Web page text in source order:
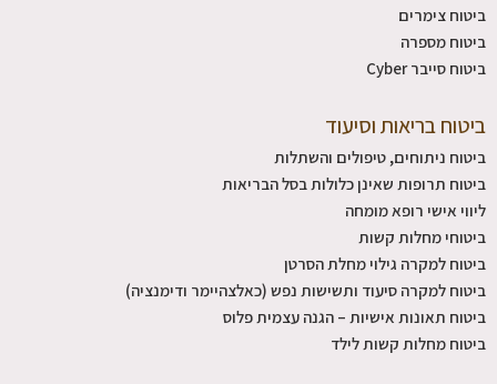
ביטוח צימרים
ביטוח מספרה
ביטוח סייבר Cyber
ביטוח בריאות וסיעוד
ביטוח ניתוחים, טיפולים והשתלות
ביטוח תרופות שאינן כלולות בסל הבריאות
ליווי אישי רופא מומחה
ביטוחי מחלות קשות
ביטוח למקרה גילוי מחלת הסרטן
ביטוח למקרה סיעוד ותשישות נפש (כאלצהיימר ודימנציה)
ביטוח תאונות אישיות – הגנה עצמית פלוס
ביטוח מחלות קשות לילד